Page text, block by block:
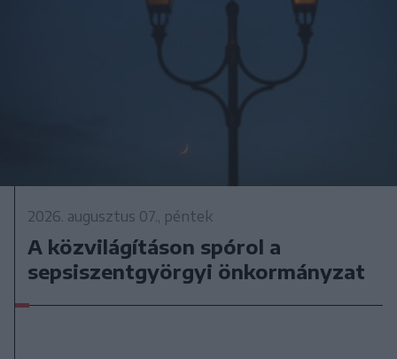
2026. augusztus 07., péntek
A közvilágításon spórol a
sepsiszentgyörgyi önkormányzat